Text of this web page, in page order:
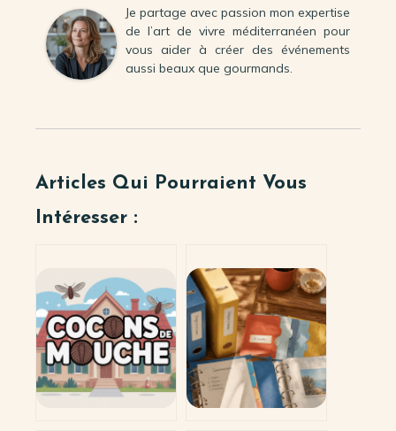
Je partage avec passion mon expertise
de l’art de vivre méditerranéen pour
vous aider à créer des événements
aussi beaux que gourmands.
Articles Qui Pourraient Vous
Intéresser :